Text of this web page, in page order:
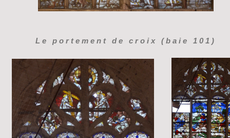
Le portement de croix (baie 101)